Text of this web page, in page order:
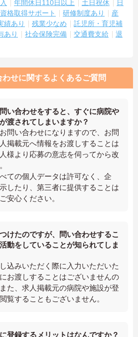
年間休日110日以上 土日祝休
日
資格取得サポート 研修制度あり
産
績あり
残業少なめ
託児所・育児補
あり 社会保険完備 交通費支給
退
せに関するよくあるご質問
い合わせをすると、すぐに病院や
渡されてしまいますか？
問い合わせになりますので、お問
掲載元へ情報をお渡しすることは
様より応募の意志を伺ってから改
ての個人データは許可なく、企
したり、第三者に提供することは
安心ください。
けたのですが、問い合わせするこ
動をしていることが知られてしま
込みいただく際に入力いただいた
お渡しすることはございませんの
た、求人掲載元の病院や施設が登
覧することもございません。
登録するメリットはなんですか？